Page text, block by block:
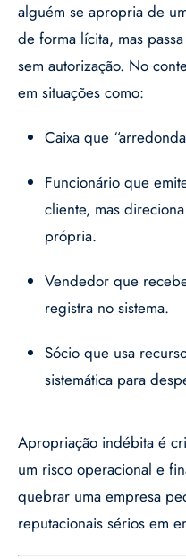
alguém se apropria de
de forma lícita, mas
sem autorização. No
em situações como:
Caixa que
Funcionário que
cliente, mas
própria.
Vendedor que
registra no sistema.
Sócio que usa
sistemática para
Apropriação indébita é
um risco operacional e
quebrar uma empresa
reputacionais sérios em